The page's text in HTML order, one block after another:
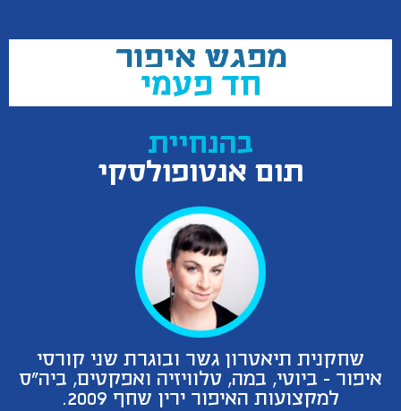
מפגש איפור
חד פעמי
בהנחיית
תום אנטופולסקי
שחקנית תיאטרון גשר ובוגרת שני קורסי
איפור - ביוטי, במה, טלוויזיה ואפקטים, ביה"ס
למקצועות האיפור ירין שחף 2009.